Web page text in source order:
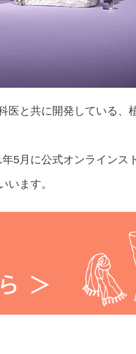
と共に開発している、
5⽉に公式オンラインス
います。